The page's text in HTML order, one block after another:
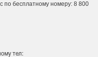
тел:
по бесплатному номеру: 8 800